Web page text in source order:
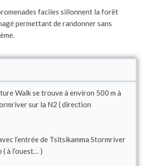
faciles sillonnent la forêt
permettant de randonner sans
Walk se trouve à environ 500 m à
sur la N2 ( direction
l’entrée de Tsitsikamma Stormriver
à l’ouest… )